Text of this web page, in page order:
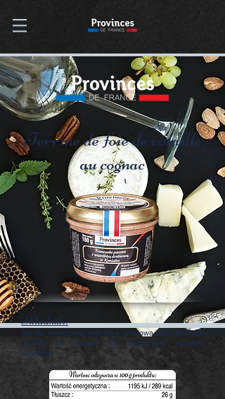
Terrine de foie de volaille
au cognac
Składniki:
Gardło wieprzowe, wątróbka drobiowa 38%, MLEKO,
JAJKA, sól, Koniak 1%, przyprawy, aromaty
naturalne.